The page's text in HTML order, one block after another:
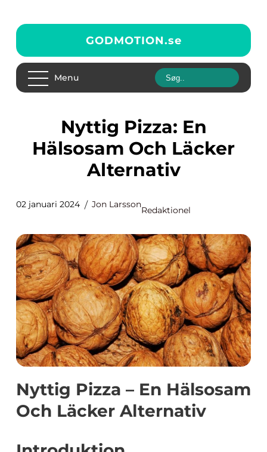
GODMOTION.se
Menu
Nyttig Pizza: En
Hälsosam Och Läcker
Alternativ
02 januari 2024 Jon Larsson
Redaktionel
Nyttig Pizza – En Hälsosam
Och Läcker Alternativ